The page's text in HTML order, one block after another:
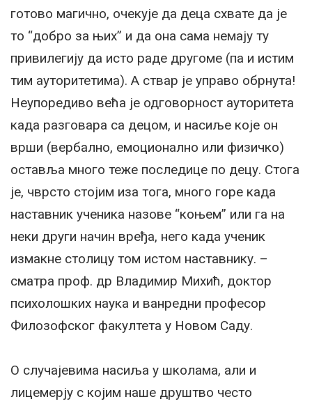
готово магично, очекује да деца схвате да је
то “добро за њих” и да она сама немају ту
привилегију да исто раде другоме (па и истим
тим ауторитетима). А ствар је управо обрнута!
Неупоредиво већа је одговорност ауторитета
када разговара са децом, и насиље које он
врши (вербално, емоционално или физичко)
оставља много теже последице по децу. Стога
је, чврсто стојим иза тога, много горе када
наставник ученика назове “коњем” или га на
неки други начин вређа, него када ученик
измакне столицу том истом наставнику. –
сматра проф. др Владимир Михић, доктор
психолошких наука и ванредни професор
Филозофског факултета у Новом Саду.
О случајевима насиља у школама, али и
лицемерју с којим наше друштво често